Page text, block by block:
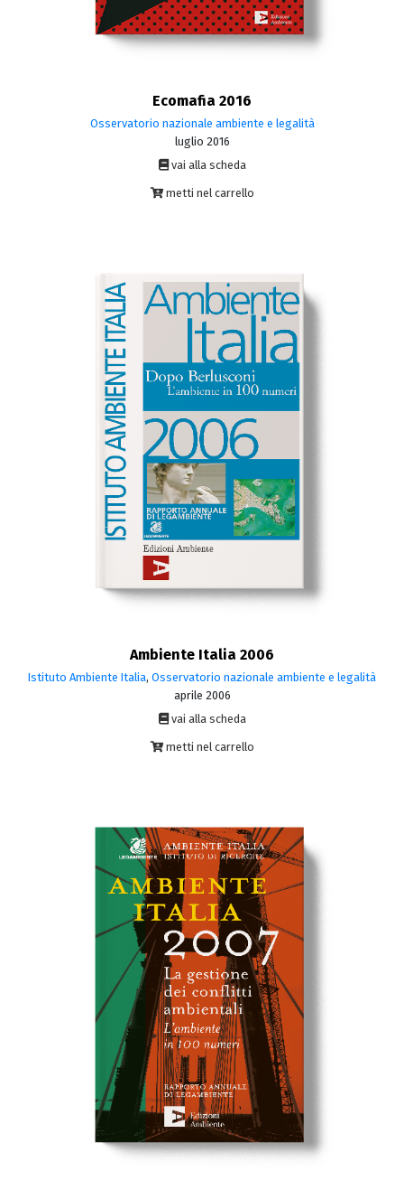
Ecomafia 2016
Osservatorio nazionale ambiente e legalità
luglio 2016
vai alla scheda
metti nel carrello
Ambiente Italia 2006
Istituto Ambiente Italia, Osservatorio nazionale ambiente e legalità
aprile 2006
vai alla scheda
metti nel carrello